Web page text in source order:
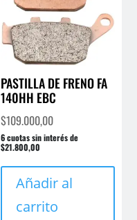
PASTILLA DE FRENO FA
140HH EBC
$109.000,00
6 cuotas sin interés de
$21.800,00
Añadir al
carrito